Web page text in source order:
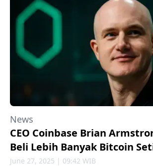
News
CEO Coinbase Brian
Beli Lebih Banyak Bitcoin
June 27, 2025 | 09:42 WIB